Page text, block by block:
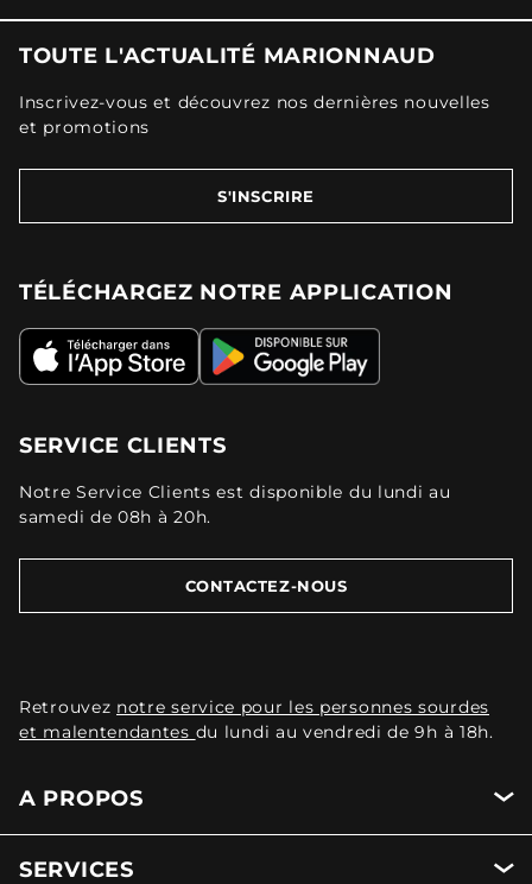
TOUTE L'ACTUALITÉ MARIONNAUD
Inscrivez-vous et découvrez nos dernières nouvelles
et promotions
S'INSCRIRE
TÉLÉCHARGEZ NOTRE APPLICATION
SERVICE CLIENTS
Notre Service Clients est disponible du lundi au
samedi de 08h à 20h.
CONTACTEZ-NOUS
Retrouvez notre service pour les personnes sourdes
et malentendantes du lundi au vendredi de 9h à 18h.
A PROPOS
SERVICES